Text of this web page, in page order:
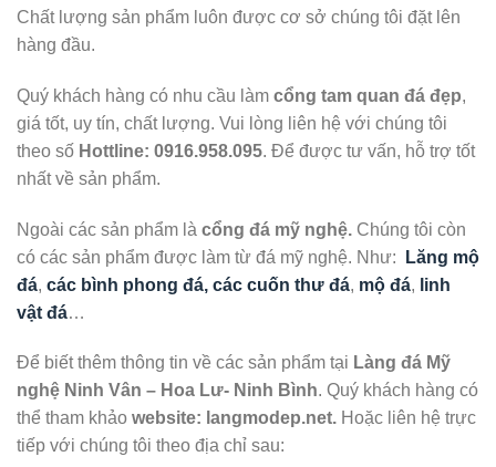
Chất lượng sản phẩm luôn được cơ sở chúng tôi đặt lên
hàng đầu.
Quý khách hàng có nhu cầu làm cổng tam quan đá đẹp,
giá tốt, uy tín, chất lượng. Vui lòng liên hệ với chúng tôi
theo số Hottline: 0916.958.095. Để được tư vấn, hỗ trợ tốt
nhất về sản phẩm.
Ngoài các sản phẩm là cổng đá mỹ nghệ. Chúng tôi còn
có các sản phẩm được làm từ đá mỹ nghệ. Như:
Lăng mộ
đá, các bình phong đá, các cuốn thư đá, mộ đá, linh
vật đá…
Để biết thêm thông tin về các sản phẩm tại Làng đá Mỹ
nghệ Ninh Vân – Hoa Lư- Ninh Bình. Quý khách hàng có
thể tham khảo website: langmodep.net. Hoặc liên hệ trực
tiếp với chúng tôi theo địa chỉ sau: